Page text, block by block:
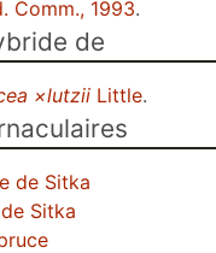
Comm., 1993.
de
×lutzii Little.
de Sitka
Sitka